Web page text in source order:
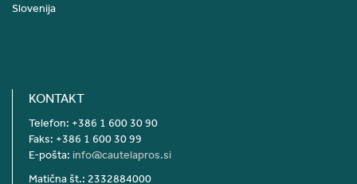
Slovenija
KONTAKT
Telefon: +386 1 600 30 90
Faks: +386 1 600 30 99
E-pošta: info@cautelapros.si
Matična št.: 2332884000